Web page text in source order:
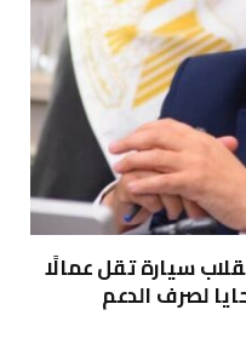
سيارة تقل عمالًا
لصرف الدعم